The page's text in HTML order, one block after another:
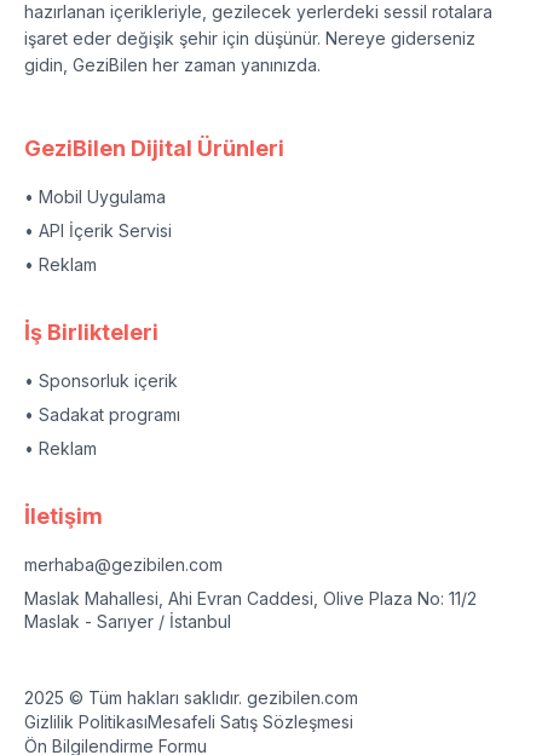
hazırlanan içerikleriyle, gezilecek yerlerdeki sessil rotalara
işaret eder değişik şehir için düşünür. Nereye giderseniz
gidin, GeziBilen her zaman yanınızda.
GeziBilen Dijital Ürünleri
• Mobil Uygulama
• API İçerik Servisi
• Reklam
İş Birlikteleri
• Sponsorluk içerik
• Sadakat programı
• Reklam
İletişim
merhaba@gezibilen.com
Maslak Mahallesi, Ahi Evran Caddesi, Olive Plaza No: 11/2
Maslak - Sarıyer / İstanbul
2025 © Tüm hakları saklıdır. gezibilen.com
Gizlilik PolitikasıMesafeli Satış Sözleşmesi
Ön Bilgilendirme Formu